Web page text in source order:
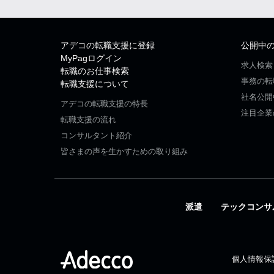
アデコの転職支援に登録
MyPagログイン
転職のお仕事検索
転職支援について
アデコの転職支援の特長
転職支援の流れ
コンサルタント紹介
皆さまの声を生かすための取り組み
公開中
求人検索
事務の
社名公
注目企
派遣 テックコン
個人情報保